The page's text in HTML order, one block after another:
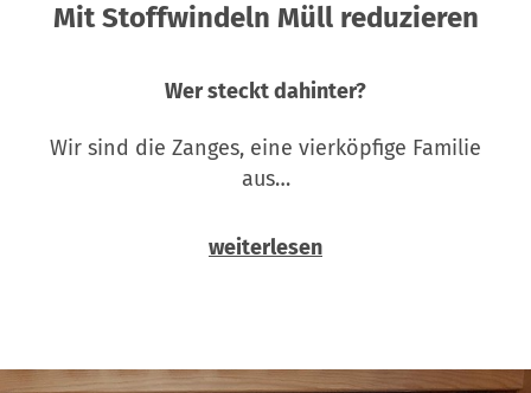
Mit Stoffwindeln Müll reduzieren
Wer steckt dahinter?
Wir sind die Zanges, eine vierköpfige Familie
aus…
weiterlesen